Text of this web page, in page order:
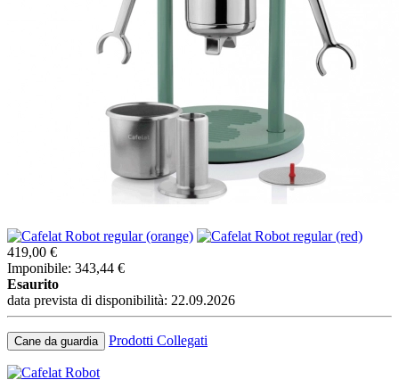
419,00 €
Imponibile: 343,44 €
Esaurito
data prevista di disponibilità: 22.09.2026
Cane da guardia Prodotti Collegati